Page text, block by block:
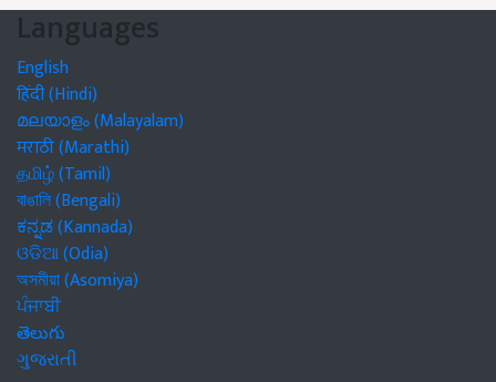
Languages
English
हिंदी (Hindi)
മലയാളം (Malayalam)
मराठी (Marathi)
தமிழ் (Tamil)
বাঙালি (Bengali)
ಕನ್ನಡ (Kannada)
ଓଡିଆ (Odia)
অসমীয়া (Asomiya)
ਪੰਜਾਬੀ
తెలుగు
ગુજરાતી